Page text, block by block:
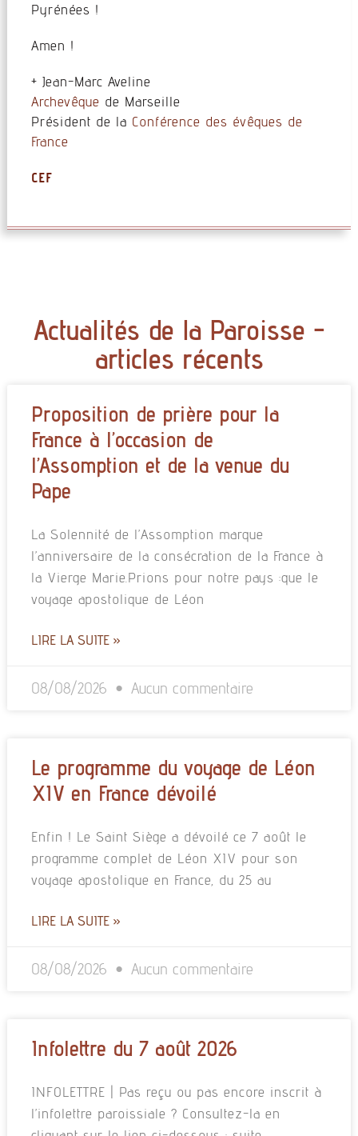
Pyrénées !
Amen !
+ Jean-Marc Aveline
Archevêque de Marseille
Président de la Conférence des évêques de
France
CEF
Actualités de la Paroisse -
articles récents
Proposition de prière pour la
France à l’occasion de
l’Assomption et de la venue du
Pape
La Solennité de l’Assomption marque
l’anniversaire de la consécration de la France à
la Vierge Marie.Prions pour notre pays :que le
voyage apostolique de Léon
LIRE LA SUITE »
08/08/2026 Aucun commentaire
Le programme du voyage de Léon
XIV en France dévoilé
Enfin ! Le Saint Siège a dévoilé ce 7 août le
programme complet de Léon XIV pour son
voyage apostolique en France, du 25 au
LIRE LA SUITE »
08/08/2026 Aucun commentaire
Infolettre du 7 août 2026
INFOLETTRE | Pas reçu ou pas encore inscrit à
l’infolettre paroissiale ? Consultez-la en